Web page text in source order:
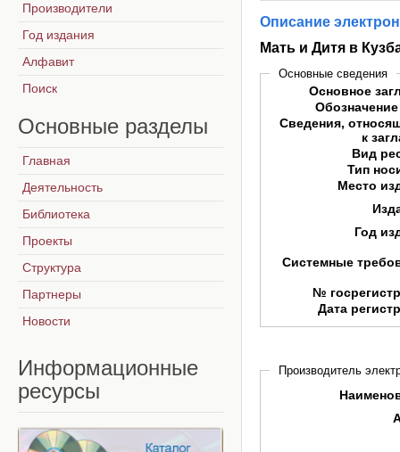
Описание
Мать и Дитя в
Основные сведения
Основное
Сведения,
к
Вид
Тип
Место
Год
Системные
№
Дата
Производитель
Производители
Год издания
Алфавит
Поиск
Основные разделы
Главная
Деятельность
Библиотека
Проекты
Структура
Партнеры
Новости
Информационные
ресурсы